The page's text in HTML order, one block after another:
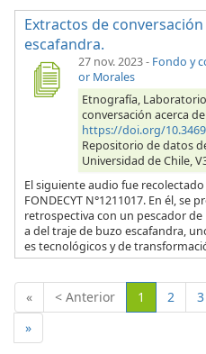
Extractos de
escafandra.
27 nov. 2023- Fondo y
or Morales
Etnografía,
conversación acerca
https://doi.org/
Repositorio de datos
Universidad de Chile,
El siguiente audio fue
FONDECYT N°1211017. En él, se
retrospectiva con un pescador de
a del traje de buzo escafandra,
es tecnológicos y de
« < Anterior 1 (Actual)
2 3
»